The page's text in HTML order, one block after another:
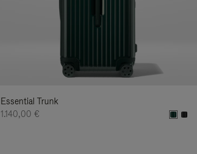
Essential Trunk
1.140,00 €